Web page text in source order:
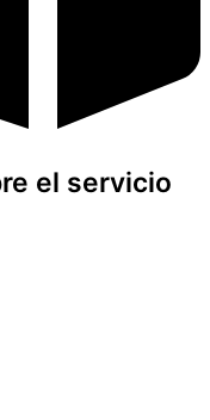
el servicio